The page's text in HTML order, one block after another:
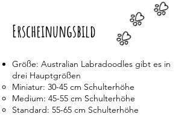
Erscheinungsbild
Größe: Australian Labradoodles gibt es in
drei Hauptgrößen
Miniatur: 30-45 cm Schulterhöhe
Medium: 45-55 cm Schulterhöhe
Standard: 55-65 cm Schulterhöhe